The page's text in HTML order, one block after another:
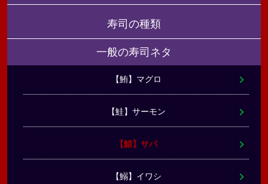
寿司の種類
一般の寿司ネタ
【鮪】マグロ
【鮭】サーモン
【鯖】サバ
【鰯】イワシ